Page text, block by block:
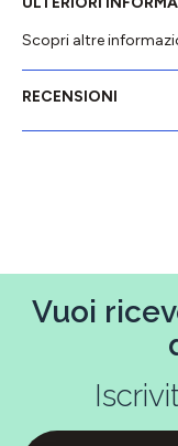
Scopri altre
RECENSIONI
Vuoi